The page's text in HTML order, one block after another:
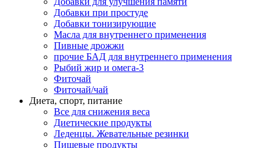
Добавки при простуде
Добавки тонизирующие
Масла для внутреннего применения
Пивные дрожжи
прочие БАД для внутреннего применения
Рыбий жир и омега-3
Фиточай
Фиточай/чай
Диета, спорт, питание
Все для снижения веса
Диетические продукты
Леденцы. Жевательные резинки
Пищевые продукты